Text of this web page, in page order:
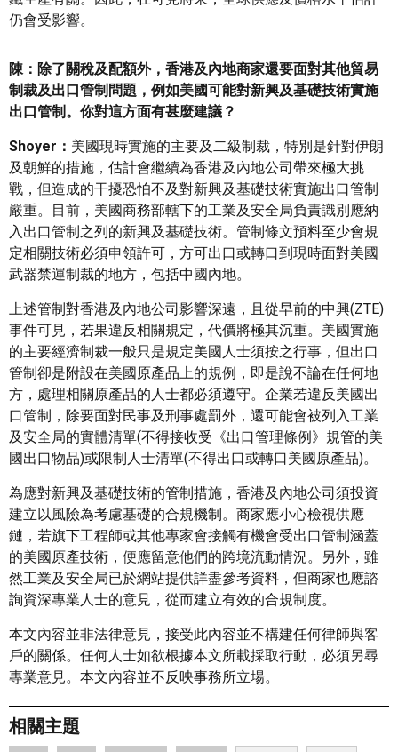
仍會受影響。
陳：除了關稅及配額外，香港及內地商家還要面對其他貿易
制裁及出口管制問題，例如美國可能對新興及基礎技術實施
出口管制。你對這方面有甚麼建議？
Shoyer： 美國現時實施的主要及二級制裁，特別是針對伊朗
及朝鮮的措施，估計會繼續為香港及內地公司帶來極大挑
戰，但造成的干擾恐怕不及對新興及基礎技術實施出口管制
嚴重。目前，美國商務部轄下的工業及安全局負責識別應納
入出口管制之列的新興及基礎技術。管制條文預料至少會規
定相關技術必須申領許可，方可出口或轉口到現時面對美國
武器禁運制裁的地方，包括中國內地。
上述管制對香港及內地公司影響深遠，且從早前的中興(ZTE)
事件可見，若果違反相關規定，代價將極其沉重。美國實施
的主要經濟制裁一般只是規定美國人士須按之行事，但出口
管制卻是附設在美國原產品上的規例，即是說不論在任何地
方，處理相關原產品的人士都必須遵守。企業若違反美國出
口管制，除要面對民事及刑事處罰外，還可能會被列入工業
及安全局的實體清單(不得接收受《出口管理條例》規管的美
國出口物品)或限制人士清單(不得出口或轉口美國原產品)。
為應對新興及基礎技術的管制措施，香港及內地公司須投資
建立以風險為考慮基礎的合規機制。商家應小心檢視供應
鏈，若旗下工程師或其他專家會接觸有機會受出口管制涵蓋
的美國原產技術，便應留意他們的跨境流動情況。另外，雖
然工業及安全局已於網站提供詳盡參考資料，但商家也應諮
詢資深專業人士的意見，從而建立有效的合規制度。
本文內容並非法律意見，接受此內容並不構建任何律師與客
戶的關係。任何人士如欲根據本文所載採取行動，必須另尋
專業意見。本文內容並不反映事務所立場。
相關主題